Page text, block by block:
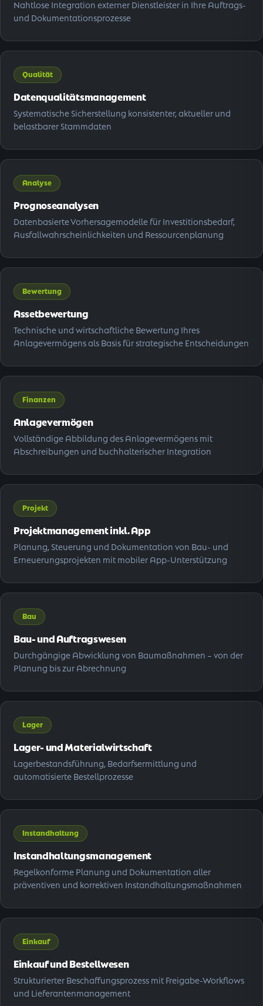
Nahtlose Integration externer Dienstleister in Ihre Auftrags-
und Dokumentationsprozesse
Qualität
Datenqualitätsmanagement
Systematische Sicherstellung konsistenter, aktueller und
belastbarer Stammdaten
Analyse
Prognoseanalysen
Datenbasierte Vorhersagemodelle für Investitionsbedarf,
Ausfallwahrscheinlichkeiten und Ressourcenplanung
Bewertung
Assetbewertung
Technische und wirtschaftliche Bewertung Ihres
Anlagevermögens als Basis für strategische Entscheidungen
Finanzen
Anlagevermögen
Vollständige Abbildung des Anlagevermögens mit
Abschreibungen und buchhalterischer Integration
Projekt
Projektmanagement inkl. App
Planung, Steuerung und Dokumentation von Bau- und
Erneuerungsprojekten mit mobiler App-Unterstützung
Bau
Bau- und Auftragswesen
Durchgängige Abwicklung von Baumaßnahmen – von der
Planung bis zur Abrechnung
Lager
Lager- und Materialwirtschaft
Lagerbestandsführung, Bedarfsermittlung und
automatisierte Bestellprozesse
Instand­haltung
Instandhaltungsmanagement
Regelkonforme Planung und Dokumentation aller
präventiven und korrektiven Instandhaltungsmaßnahmen
Einkauf
Einkauf und Bestellwesen
Strukturierter Beschaffungsprozess mit Freigabe-Workflows
und Lieferantenmanagement